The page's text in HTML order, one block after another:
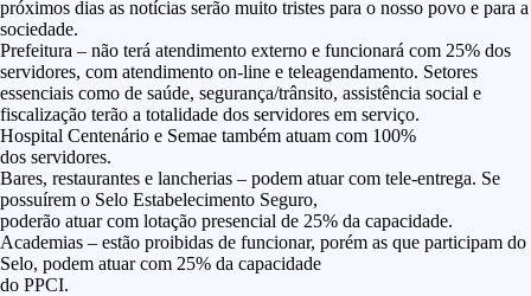
próximos dias as notícias serão muito tristes para o nosso povo e para a
sociedade.
Prefeitura – não terá atendimento externo e funcionará com 25% dos
servidores, com atendimento on-line e teleagendamento. Setores
essenciais como de saúde, segurança/trânsito, assistência social e
fiscalização terão a totalidade dos servidores em serviço.
Hospital Centenário e Semae também atuam com 100%
dos servidores.
Bares, restaurantes e lancherias – podem atuar com tele-entrega. Se
possuírem o Selo Estabelecimento Seguro,
poderão atuar com lotação presencial de 25% da capacidade.
Academias – estão proibidas de funcionar, porém as que participam do
Selo, podem atuar com 25% da capacidade
do PPCI.